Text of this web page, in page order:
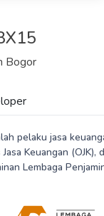
Bogor
pelaku jasa
Keuangan (OJK),
Lembaga